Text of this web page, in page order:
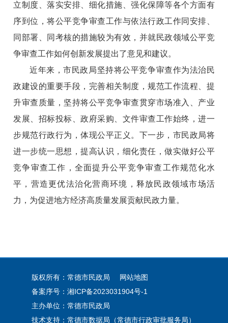
立制度、落实安排、细化措施、强化保障等各个方面有
序到位，将公平竞争审查工作与依法行政工作同安排、
同部署、同考核的措施较为有效，并就民政领域公平竞
争审查工作如何创新发展提出了意见和建议。
近年来，市民政局坚持将公平竞争审查作为法治民
政建设的重要手段，完善相关制度，规范工作流程、提
升审查质量，坚持将公平竞争审查贯穿市场准入、产业
发展、招标投标、政府采购、文件审查工作始终，进一
步规范行政行为，体现公平正义。下一步，市民政局将
进一步统一思想，提高认识，细化责任，做实做好公平
竞争审查工作，全面提升公平竞争审查工作规范化水
平，营造更优法治化营商环境，释放民政领域市场活
力，为促进地方经济高质量发展贡献民政力量。
版权所有：常德市民政局
网站地图
备案序号： 湘ICP备2023031904号-1
主办单位：常德市民政局
技术支持：常德市数据局（常德市行政审批服务局）